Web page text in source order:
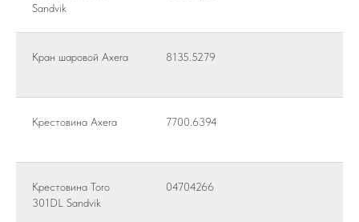
Sandvik
Кран шаровой Axera 8135.5279
Крестовина Axera 7700.6394
Крестовина Toro
301DL Sandvik
04704266